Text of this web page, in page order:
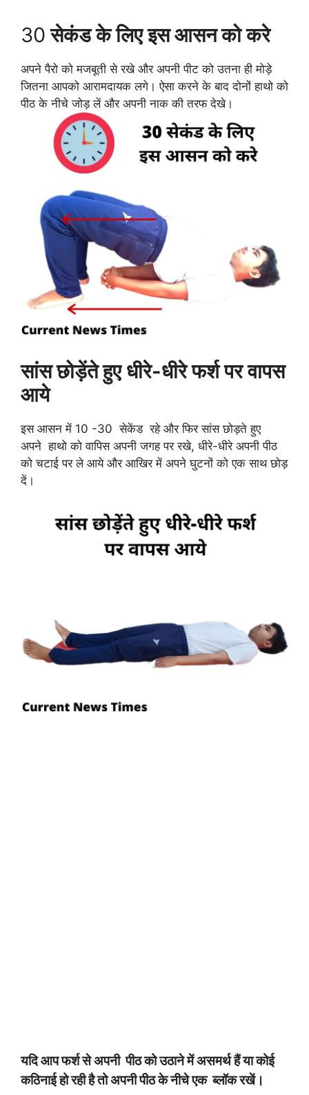
30 सेकंड के लिए इस आसन को करे
अपने पैरो को मजबूती से रखे और अपनी पीट को उतना ही मोड़े
जितना आपको आरामदायक लगे। ऐसा करने के बाद दोनों हाथो को
पीठ के नीचे जोड़ लें और अपनी नाक की तरफ देखे।
सांस छोड़ेंते हुए धीरे-धीरे फर्श पर वापस
आये
इस आसन में 10 -30 सेकेंड रहे और फिर सांस छोड़ते हुए
अपने हाथो को वापिस अपनी जगह पर रखे, धीरे-धीरे अपनी पीठ
को चटाई पर ले आये और आखिर में अपने घुटनों को एक साथ छोड़
दें।
यदि आप फर्श से अपनी पीठ को उठाने में असमर्थ हैं या कोई
कठिनाई हो रही है तो अपनी पीठ के नीचे एक ब्लॉक रखें।